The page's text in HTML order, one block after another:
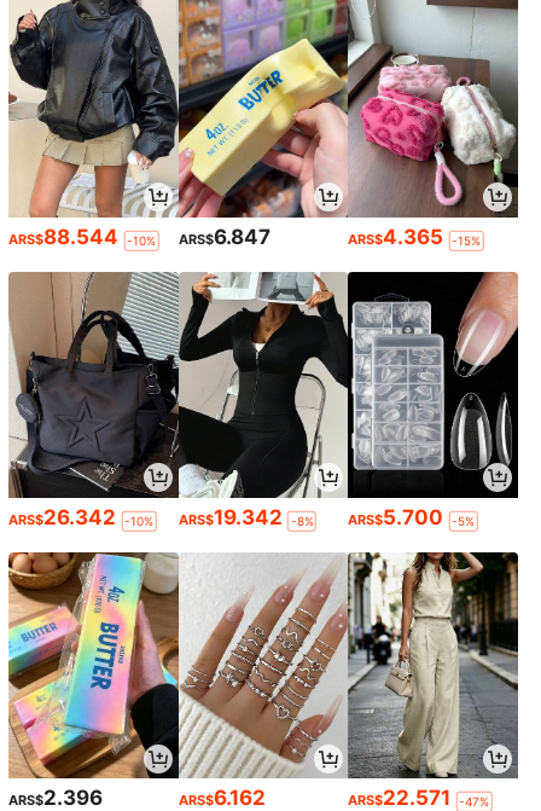
ARS$88.544 -10% ARS$6.847 ARS$4.365 -15%
ARS$26.342 -10% ARS$19.342 -8% ARS$5.700 -5%
ARS$2.396 ARS$6.162 ARS$22.571 -47%